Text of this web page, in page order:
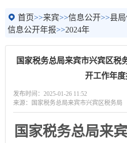
首页>>来宾>>信息公开>>县
信息公开年报>>2024年
国家税务总局来宾市兴宾区税
开工作年
发布时间：2025-01-26 11:52
来源：国家税务总局来宾市兴宾区税务局
国家税务总局来